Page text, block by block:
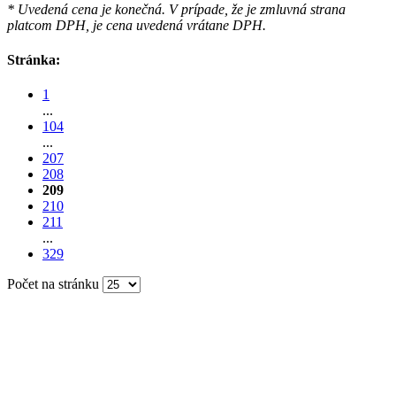
* Uvedená cena je konečná. V prípade, že je zmluvná strana
platcom DPH, je cena uvedená vrátane DPH.
Stránka:
1
...
104
...
207
208
209
210
211
...
329
Počet na stránku